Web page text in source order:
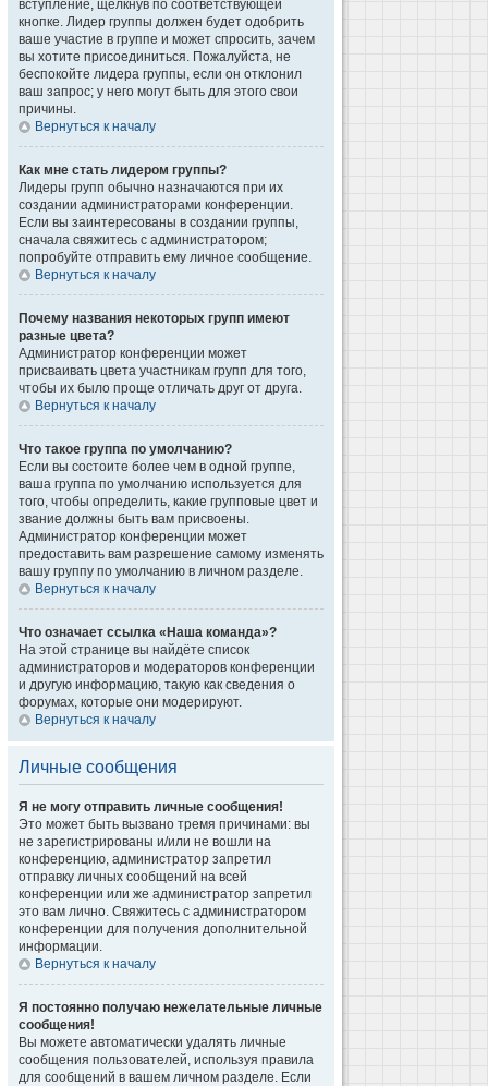
вступление, щёлкнув по соответствующей
кнопке. Лидер группы должен будет одобрить
ваше участие в группе и может спросить, зачем
вы хотите присоединиться. Пожалуйста, не
беспокойте лидера группы, если он отклонил
ваш запрос; у него могут быть для этого свои
причины.
Вернуться к началу
Как мне стать лидером группы?
Лидеры групп обычно назначаются при их
создании администраторами конференции.
Если вы заинтересованы в создании группы,
сначала свяжитесь с администратором;
попробуйте отправить ему личное сообщение.
Вернуться к началу
Почему названия некоторых групп имеют
разные цвета?
Администратор конференции может
присваивать цвета участникам групп для того,
чтобы их было проще отличать друг от друга.
Вернуться к началу
Что такое группа по умолчанию?
Если вы состоите более чем в одной группе,
ваша группа по умолчанию используется для
того, чтобы определить, какие групповые цвет и
звание должны быть вам присвоены.
Администратор конференции может
предоставить вам разрешение самому изменять
вашу группу по умолчанию в личном разделе.
Вернуться к началу
Что означает ссылка «Наша команда»?
На этой странице вы найдёте список
администраторов и модераторов конференции
и другую информацию, такую как сведения о
форумах, которые они модерируют.
Вернуться к началу
Личные сообщения
Я не могу отправить личные сообщения!
Это может быть вызвано тремя причинами: вы
не зарегистрированы и/или не вошли на
конференцию, администратор запретил
отправку личных сообщений на всей
конференции или же администратор запретил
это вам лично. Свяжитесь с администратором
конференции для получения дополнительной
информации.
Вернуться к началу
Я постоянно получаю нежелательные личные
сообщения!
Вы можете автоматически удалять личные
сообщения пользователей, используя правила
для сообщений в вашем личном разделе. Если